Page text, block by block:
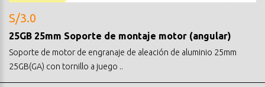
S/3.0
25GB 25mm Soporte de montaje motor (angular)
Soporte de motor de engranaje de aleación de aluminio 25mm
25GB(GA) con tornillo a juego ..